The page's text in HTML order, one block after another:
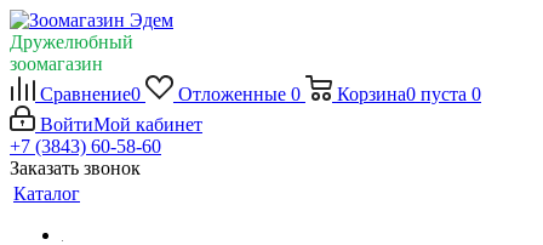
Дружелюбный
зоомагазин
Сравнение0 Отложенные 0 Корзина0 пуста 0
ВойтиМой кабинет
+7 (3843) 60-58-60
Заказать звонок
Каталог